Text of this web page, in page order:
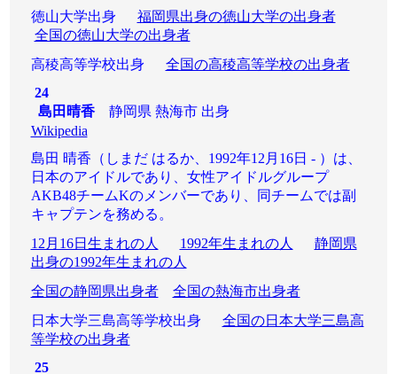
徳山大学出身 福岡県出身の徳山大学の出身者
全国の徳山大学の出身者
高稜高等学校出身 全国の高稜高等学校の出身者
24
島田晴香静岡県 熱海市 出身
Wikipedia
島田 晴香（しまだ はるか、1992年12月16日 - ）は、
日本のアイドルであり、女性アイドルグループ
AKB48チームKのメンバーであり、同チームでは副
キャプテンを務める。
12月16日生まれの人
1992年生まれの人
静岡県
出身の1992年生まれの人
全国の静岡県出身者
全国の熱海市出身者
日本大学三島高等学校出身 全国の日本大学三島高
等学校の出身者
25